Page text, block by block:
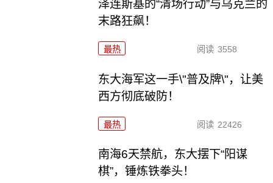
泽连斯基的“清场行动”与乌克兰的
末路狂飙！
最热 阅读 3558
东大海军这一手\"普及牌\"，让美
西方彻底破防！
最热 阅读 22426
南海6天禁航，东大摆下“阳谋
棋”，锤炼铁拳头！